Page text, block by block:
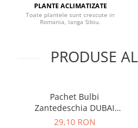
PLANTE ACLIMATIZATE
Toate plantele sunt crescute in
Romania, langa Sibiu.
PRODUSE
Pachet Bulbi
Zantedeschia DUBAI
NIGHTS - COD: 115.560
29,10 RON